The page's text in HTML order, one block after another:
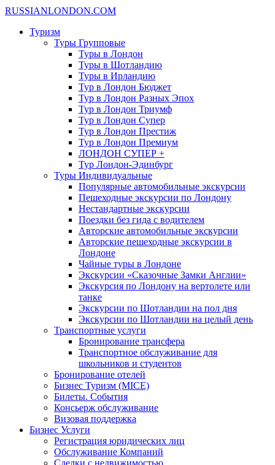
RUSSIANLONDON.COM
Туризм
Туры Групповые
Туры в Лондон
Туры в Шотландию
Туры в Ирландию
Тур в Лондон Бюджет
Тур в Лондон Разных Эпох
Тур в Лондон Триумф
Тур в Лондон Супер
Тур в Лондон Престиж
Тур в Лондон Премиум
ЛОНДОН СУПЕР +
Тур Лондон-Эдинбург
Туры Индивидуальные
Популярные автомобильные экскурсии
Пешеходные экскурсии по Лондону
Нестандартные экскурсии
Поездки без гида с водителем
Авторские автомобильные экскурсии
Авторские пешеходные экскурсии в
Лондоне
Чайные туры в Лондоне
Экскурсии «Сказочные Замки Англии»
Экскурсия по Лондону на вертолете или
танке
Экскурсии по Шотландии на пол дня
Экскурсии по Шотландии на целый день
Транспортные услуги
Бронирование трансфера
Транспортное обслуживание для
школьников и студентов
Бронирование отелей
Бизнес Туризм (MICE)
Билеты. События
Консьерж обслуживание
Визовая поддержка
Бизнес Услуги
Регистрация юридических лиц
Обслуживание Компаний
Сделки с недвижимостью